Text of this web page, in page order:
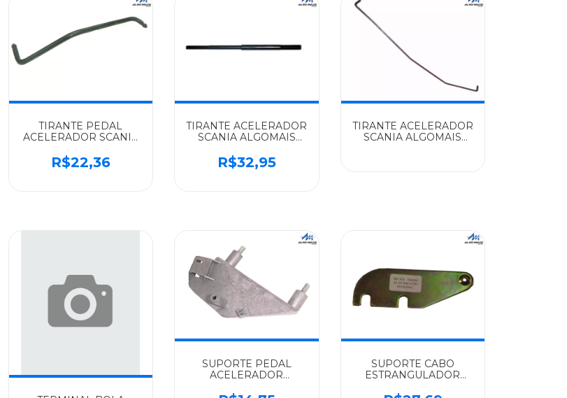
TIRANTE PEDAL
ACELERADOR SCANIA
301192
R$22,36
TIRANTE ACELERADOR
SCANIA ALGOMAIS
1392868
R$32,95
TIRANTE ACELERADOR
SCANIA ALGOMAIS
SUPORTE PEDAL
ACELERADOR
SUPORTE CABO
ESTRANGULADOR